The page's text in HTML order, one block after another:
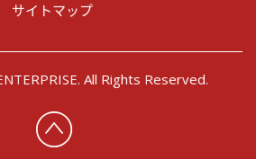
サイトマップ
All Rights Reserved.